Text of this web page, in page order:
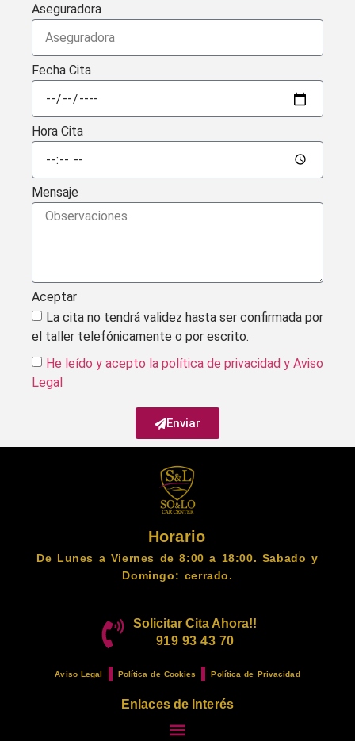
Aseguradora
Fecha Cita
Hora Cita
Mensaje
Aceptar
La cita no tendrá validez hasta ser confirmada por
el taller telefónicamente o por escrito.
He leído y acepto la política de privacidad y Aviso
Legal
Enviar
Horario
De Lunes a Viernes de 8:00 a 18:00. Sabado y
Domingo: cerrado.
Solicitar Cita Ahora!!
919 93 43 70
Aviso Legal Política de Cookies Política de Privacidad
Enlaces de Interés